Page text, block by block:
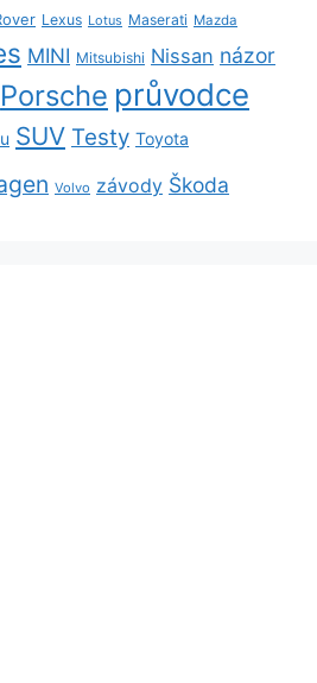
Lexus Lotus Maserati Mazda
MINI Mitsubishi Nissan názor
Porsche průvodce
SUV Testy Toyota
Volvo závody Škoda